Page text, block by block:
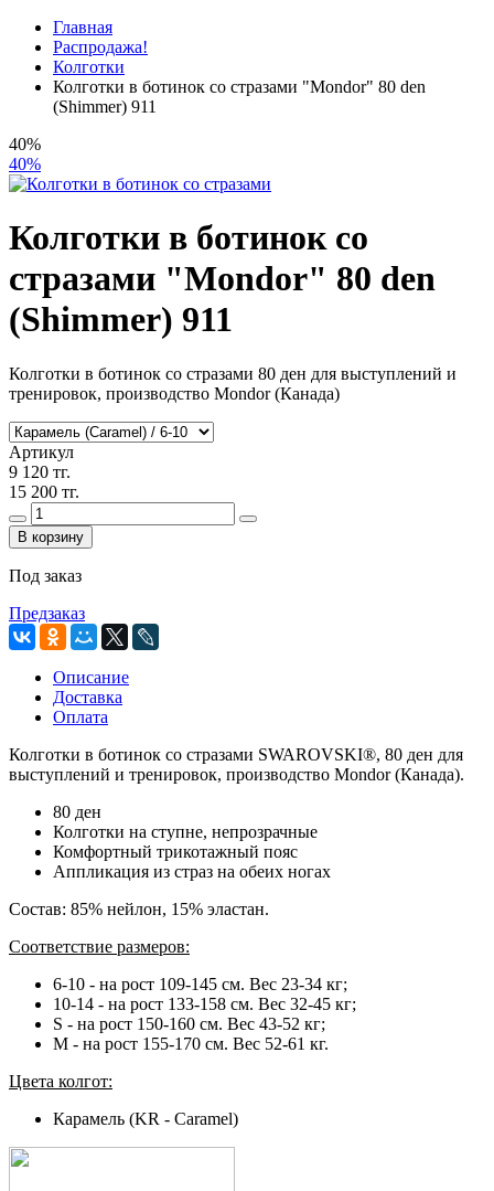
Главная
Распродажа!
Колготки
Колготки в ботинок со стразами "Mondor" 80 den
(Shimmer) 911
40%
40%
Колготки в ботинок со
стразами "Mondor" 80 den
(Shimmer) 911
Колготки в ботинок со стразами 80 ден для выступлений и
тренировок, производство Mondor (Канада)
Артикул
9 120 тг.
15 200 тг.
В корзину
Под заказ
Предзаказ
Описание
Доставка
Оплата
Колготки в ботинок со стразами SWAROVSKI®, 80 ден для
выступлений и тренировок, производство Mondor (Канада).
80 ден
Колготки на ступне, непрозрачные
Комфортный трикотажный пояс
Аппликация из страз на обеих ногах
Состав: 85% нейлон, 15% эластан.
Соответствие размеров:
6-10 - на рост 109-145 см. Вес 23-34 кг;
10-14 - на рост 133-158 см. Вес 32-45 кг;
S - на рост 150-160 см. Вес 43-52 кг;
M - на рост 155-170 см. Вес 52-61 кг.
Цвета колгот:
Карамель (KR - Caramel)